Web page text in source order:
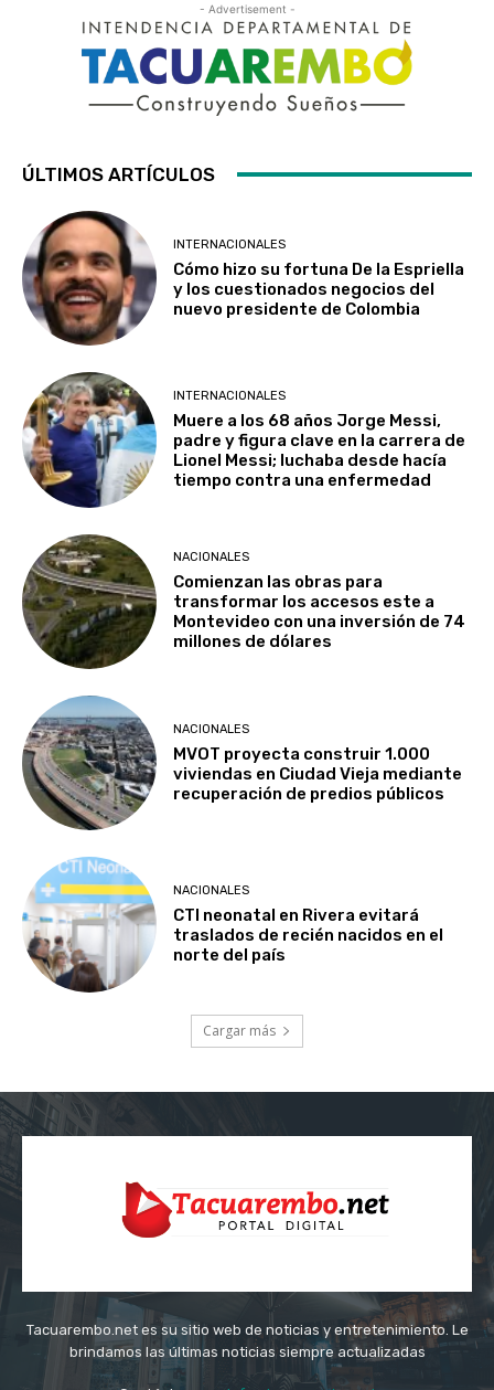
- Advertisement -
ÚLTIMOS ARTÍCULOS
INTERNACIONALES
Cómo hizo su fortuna De la Espriella
y los cuestionados negocios del
nuevo presidente de Colombia
INTERNACIONALES
Muere a los 68 años Jorge Messi,
padre y figura clave en la carrera de
Lionel Messi; luchaba desde hacía
tiempo contra una enfermedad
NACIONALES
Comienzan las obras para
transformar los accesos este a
Montevideo con una inversión de 74
millones de dólares
NACIONALES
MVOT proyecta construir 1.000
viviendas en Ciudad Vieja mediante
recuperación de predios públicos
NACIONALES
CTI neonatal en Rivera evitará
traslados de recién nacidos en el
norte del país
Cargar más
Tacuarembo.net es su sitio web de noticias y entretenimiento. Le
brindamos las últimas noticias siempre actualizadas